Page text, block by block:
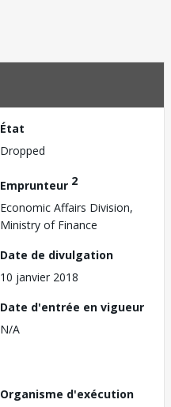
État
Dropped
Emprunteur 2
Economic Affairs Division,
Ministry of Finance
Date de divulgation
10 janvier 2018
Date d'entrée en vigueur
N/A
Organisme d'exécution